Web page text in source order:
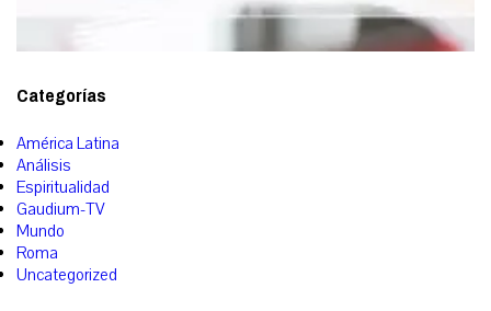
Categorías
América Latina
Análisis
Espiritualidad
Gaudium-TV
Mundo
Roma
Uncategorized